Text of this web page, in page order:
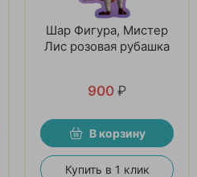
Шар Фигура, Мистер
Лис розовая рубашка
900 ₽
В корзину
Купить в 1 клик